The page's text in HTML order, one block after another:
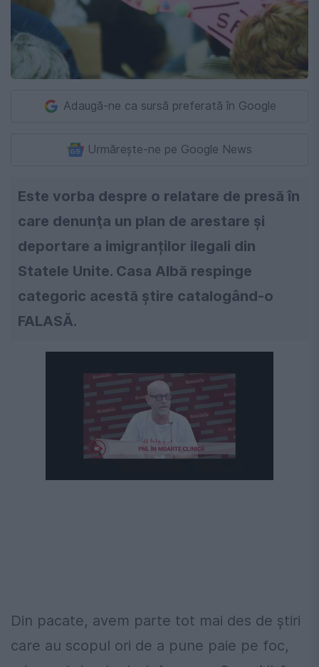
Adaugă-ne ca sursă preferată în Google
Urmărește-ne pe Google News
Este vorba despre o relatare de presă în
care denunţa un plan de arestare și
deportare a imigranților ilegali din
Statele Unite. Casa Albă respinge
categoric acestă ştire catalogând-o
FALASĂ.
Din pacate, avem parte tot mai des de ştiri
care au scopul ori de a pune paie pe foc,